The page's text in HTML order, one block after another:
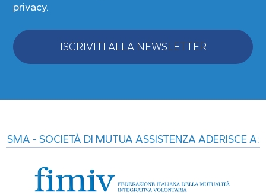
privacy.
ISCRIVITI ALLA NEWSLETTER
SMA - SOCIETÀ DI MUTUA ASSISTENZA ADERISCE A: